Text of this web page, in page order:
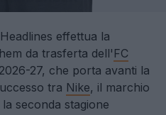
effettua la
da trasferta dell' FC
27, che porta avanti la
tra Nike, il marchio
seconda stagione